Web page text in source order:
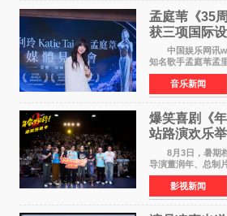
孟庭苇《35
获三项国际
美学获全球
中国娱乐网讯
知名歌手孟庭苇孟
会再传喜讯。该演
Creative Awards
英国London
音乐新闻
爆笑喜剧《
站路演欢乐
场共鸣
8月3日，暑期档
导演董润年、总制
昀、白客，惊喜出
特别出演田雨，友
演，与观众近距离
影视新闻